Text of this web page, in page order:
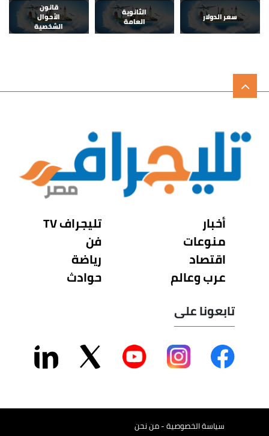
سعر الدولار
الثانوية
العامة
قانون
الأحوال
الشخصية
أخبار
منوعات
اقتصاد
عرب وعالم
تليجراف TV
فن
رياضة
حوادث
تابعونا على
سياسة الخصوصية - من نحن